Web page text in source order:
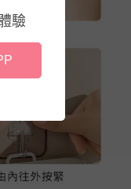
驗